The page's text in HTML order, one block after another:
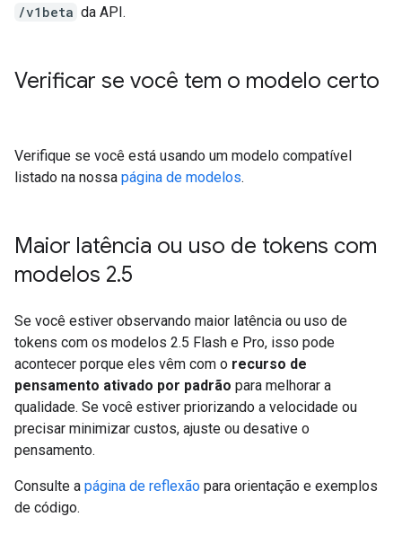
/v1beta da API.
Verificar se você tem o modelo certo
Verifique se você está usando um modelo compatível
listado na nossa página de modelos.
Maior latência ou uso de tokens com
modelos 2.5
Se você estiver observando maior latência ou uso de
tokens com os modelos 2.5 Flash e Pro, isso pode
acontecer porque eles vêm com o recurso de
pensamento ativado por padrão para melhorar a
qualidade. Se você estiver priorizando a velocidade ou
precisar minimizar custos, ajuste ou desative o
pensamento.
Consulte a página de reflexão para orientação e exemplos
de código.